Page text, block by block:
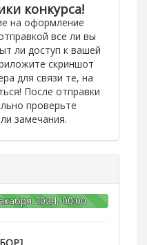
конкурса!
на оформление
все ли вы
ли доступ к вашей
скриншот
для связи те, на
После отправки
проверьте
замечания.
2024, 00:00